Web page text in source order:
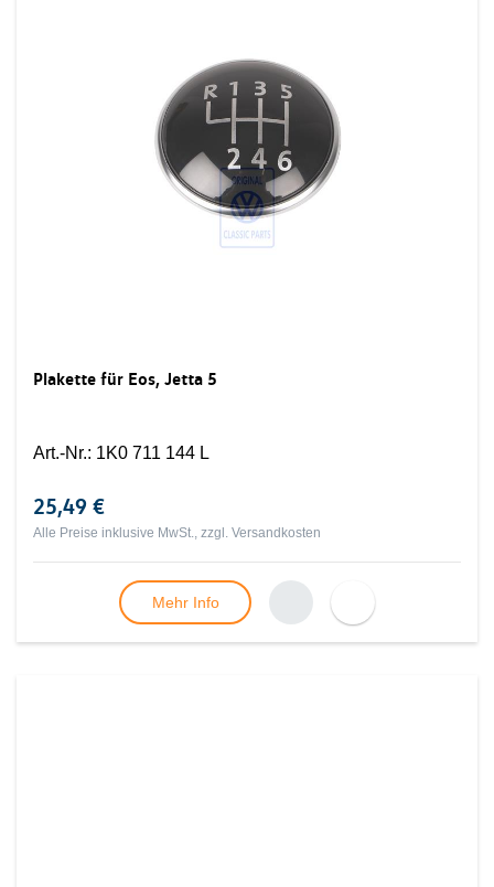
Plakette für Eos, Jetta 5
Art.-Nr.: 1K0 711 144 L
25,49 €
Alle Preise inklusive MwSt., zzgl. Versandkosten
Mehr Info